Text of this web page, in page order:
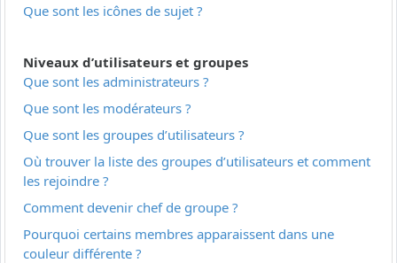
Que sont les icônes de sujet ?
Niveaux d’utilisateurs et groupes
Que sont les administrateurs ?
Que sont les modérateurs ?
Que sont les groupes d’utilisateurs ?
Où trouver la liste des groupes d’utilisateurs et comment
les rejoindre ?
Comment devenir chef de groupe ?
Pourquoi certains membres apparaissent dans une
couleur différente ?